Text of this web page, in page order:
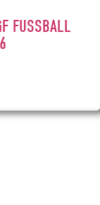
FUSSBALL F